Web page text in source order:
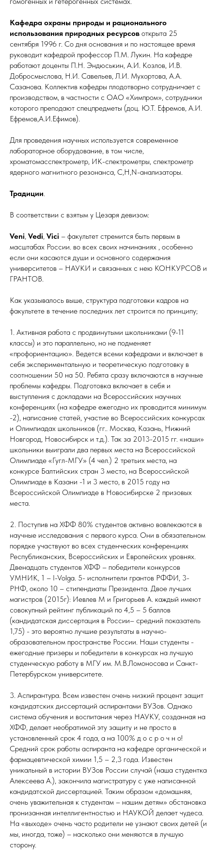
Кафедра охраны природы и рационального
использования природных ресурсов открыта 25
сентября 1996 г. Со дня основания и по настоящее время
руководит кафедрой профессор П.М. Лукин. На кафедре
работают доценты П.Н. Эндюськин, А.И. Козлов, И.В.
Добросмыслова, Н.И. Савельев, Л.И. Мухортова, А.А.
Сазанова. Коллектив кафедры плодотворно сотрудничает с
производством, в частности с ОАО «Химпром», сотрудники
которого преподают спецпредметы (доц. Ю.Т. Ефремов, А.И.
Ефремов,А.И.Ефимов).
Для проведения научных используется современное
лабораторное оборудование, в том числе,
хроматомасспектрометр, ИК-спектрометры, спектрометр
ядерного магнитного резонанса, С,Н,N-анализаторы.
Традиции.
В соответствии с взятым у Цезаря девизом:
Veni, Vedi, Vici – факультет стремится быть первым в
масштабах России. во всех своих начинаниях , особенно
если они касаются души и основного содержания
университетов – НАУКИ и связанных с нею КОНКУРСОВ и
ГРАНТОВ.
Как указывалось выше, структура подготовки кадров на
факультете в течение последних лет строится по принципу;
1. Активная работа с продвинутыми школьниками (9-11
классы) и это параллельно, но не подменяет
«профориентацию». Ведется всеми кафедрами и включает в
себя экспериментальную и теоретическую подготовку в
соотношении 50 на 50. Ребята сразу включаются в научные
проблемы кафедры. Подготовка включает в себя и
выступления с докладами на Всероссийских научных
конференциях (на кафедре ежегодно их проводится минимум
-2), написание статей, участие во Всероссийских конкурсах
и Олимпиадах школьников (гг.. Москва, Казань, Нижний
Новгород, Новосибирск и т.д.). Так за 2013-2015 гг. «наши»
школьники выиграли два первых места на Всероссийской
Олимпиаде «Гугл-МГУ» (4 чел.) 2 третьих места, на
конкурсе Балтийских стран 3 место, на Всероссийской
Олимпиаде в Казани -1 и 3 место, в 2015 году на
Всероссийской Олимпиаде в Новосибирске 2 призовых
места.
2. Поступив на ХФФ 80% студентов активно вовлекаются в
научные исследования с первого курса. Они в обязательном
порядке участвуют во всех студенческих конференциях
Республиканских, Всероссийских и Европейских уровнях.
Двенадцать студентов ХФФ – победители конкурсов
УМНИК, 1 – I-Volga. 5- исполнители грантов РФФИ, 3-
РНФ, около 10 – стипендиаты Президента. Двое лучших
магистров (2015г): Иевлев М и Григорьев А. каждый имеют
совокупный рейтинг публикаций по 4,5 – 5 баллов
(кандидатская диссертация в России– средний показатель
1,75) - это вероятно лучшие результаты в научно-
образовательном пространстве России. Наши студенты -
ежегодные призеры и победители в конкурсах на лучшую
студенческую работу в МГУ им. М.В.Ломоносова и Санкт-
Петербурском университете.
3. Аспирантура. Всем известен очень низкий процент защит
кандидатских диссертаций аспирантами ВУЗов. Однако
система обучения и воспитания через НАУКУ, созданная на
ХФФ, делает необратимой эту защиту и не просто в
установленный срок 4 года, а на 100% д о с р о ч н о!
Средний срок работы аспиранта на кафедре органической и
фармацевтической химии 1,5 – 2,3 года. Известен
уникальный в истории ВУЗов России случай (наша студентка
Алексеева А.), закончила магистратуру с уже написанной
кандидатской диссертацией. Таким образом «домашняя,
очень уважительная к студентам – нашим детям» обстановка
пронизанная интеллигентностью и НАУКОЙ делает чудеса.
На «выходе» очень часто родители не узнают своих детей (и
мы, иногда, тоже) – насколько они меняются в лучшую
сторону.